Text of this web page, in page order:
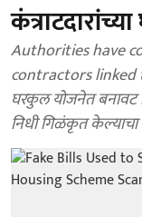
Authorities have
contractors linked
घरकुल योजनेत बनावट
निधी गिळंकृत